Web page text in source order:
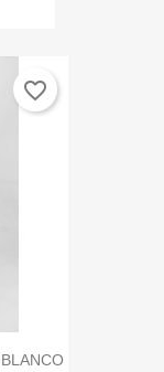
favorite_border